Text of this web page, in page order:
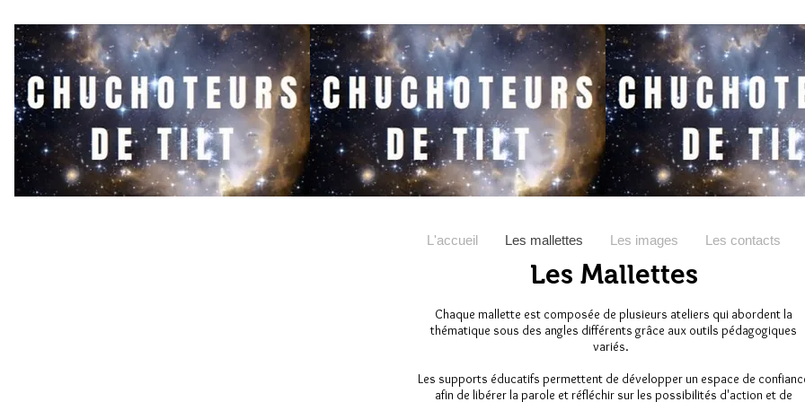
L'accueil Les mallettes Les images Les contacts
Les Mallettes
Chaque mallette est composée de plusieurs ateliers qui abordent la
thématique sous des angles différents grâce aux outils pédagogiques
variés.
Les supports éducatifs permettent de développer un espace de
afin de libérer la parole et réfléchir sur les possibilités d'action et de